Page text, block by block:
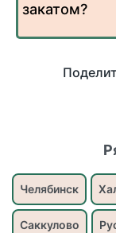
закатом?
Челябинск
Саккулово